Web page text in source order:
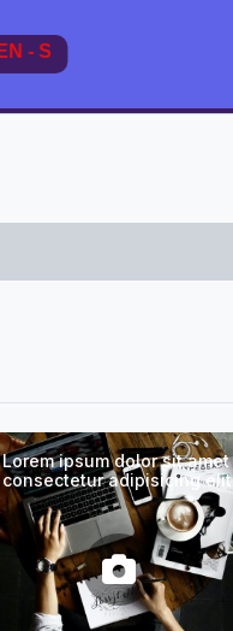
Lorem ipsum dolor sit amet
consectetur adipisicing elit